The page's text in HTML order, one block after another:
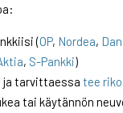
(OP, Nordea,
, S-Pankki)
ja tarvittaessa tee
tai käytännön